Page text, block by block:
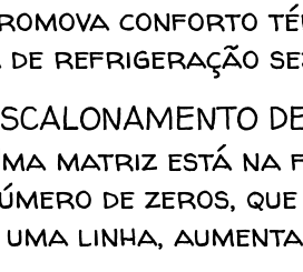
conforto
de refrigeração
matriz está na
de zeros,
linha,